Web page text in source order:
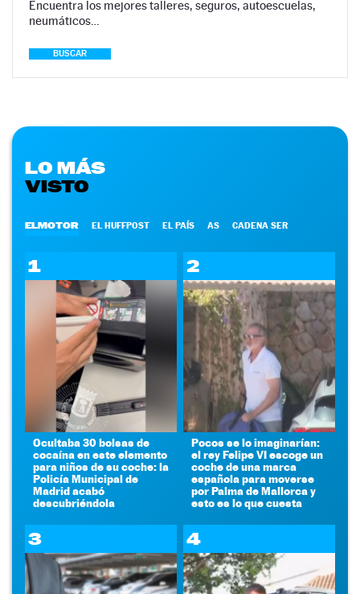
Encuentra los mejores talleres, seguros, autoescuelas,
neumáticos…
BUSCAR
LO MÁS
VISTO
ELMOTOR EL HUFFPOST EL PAÍS AS CADENA SER
1
Ocultaba 30 bolsas de
cocaína en este elemento
para niños de su coche: la
Policía Municipal de
Madrid acabó
descubriéndola
2
Pocos se lo imaginarían:
el rey Felipe VI escoge un
coche de una marca
española para moverse
por Palma de Mallorca y
esto es lo que cuesta
3 4